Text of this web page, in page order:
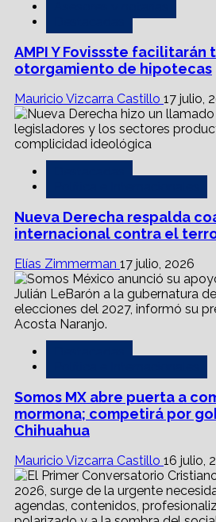
AMPI Y Fovissste
otorgamiento de hipotecas
Mauricio Vizcarra Castillo 17 julio,
Nueva Derecha respalda
internacional contra el
Elías Zimmerman 17 julio, 2026
Somos MX abre puerta a
mormona; competirá por
Chihuahua
Mauricio Vizcarra Castillo 16 julio,